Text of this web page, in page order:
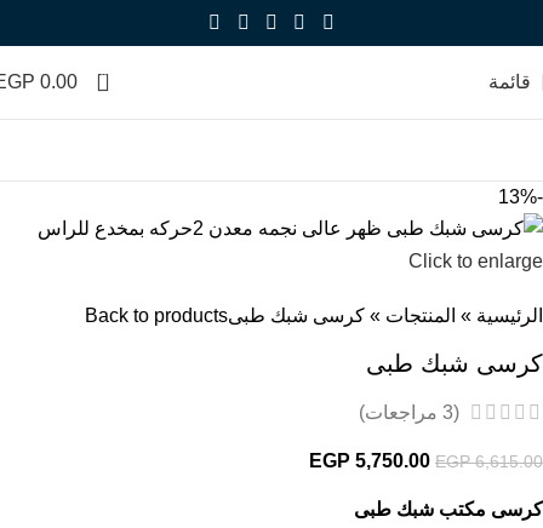
قائمة 0
0.00
-13%
Click to enlarge
الرئيسية » المنتجات » كرسى شبك طبىBack to products
كرسى شبك طبى
(
3 مراجعات)
EGP6,615.00
EGP 5,750.00
كرسى مكتب شبك طبى